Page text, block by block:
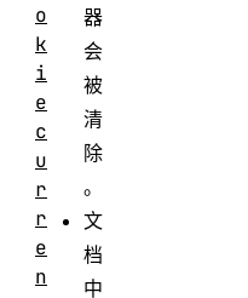
器
会
被
清
除
。
文
档
中
o
k
i
e
c
u
r
r
e
n